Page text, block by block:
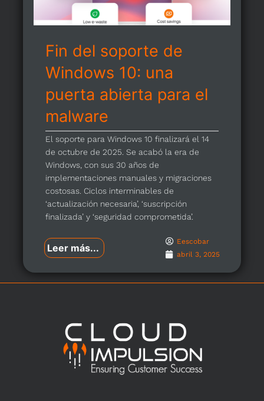
Fin del soporte de
Windows 10: una
puerta abierta para el
malware
El soporte para Windows 10 finalizará el 14
de octubre de 2025. Se acabó la era de
Windows, con sus 30 años de
implementaciones manuales y migraciones
costosas. Ciclos interminables de
‘actualización necesaria’, ‘suscripción
finalizada’ y ‘seguridad comprometida’.
Leer más...
Eescobar
abril 3, 2025